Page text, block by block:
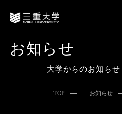
お知らせ
大学からのお知らせ
TOP お知らせ